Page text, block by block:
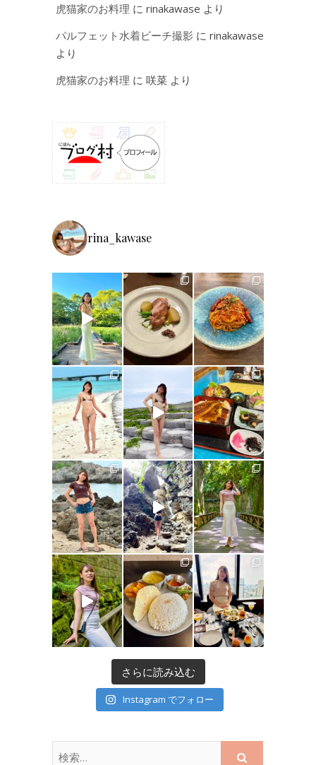
虎猫家のお料理 に rinakawase より
パルフェット水着ビーチ撮影 に rinakawase
より
虎猫家のお料理 に 咲菜 より
rina_kawase
さらに読み込む
Instagram でフォロー